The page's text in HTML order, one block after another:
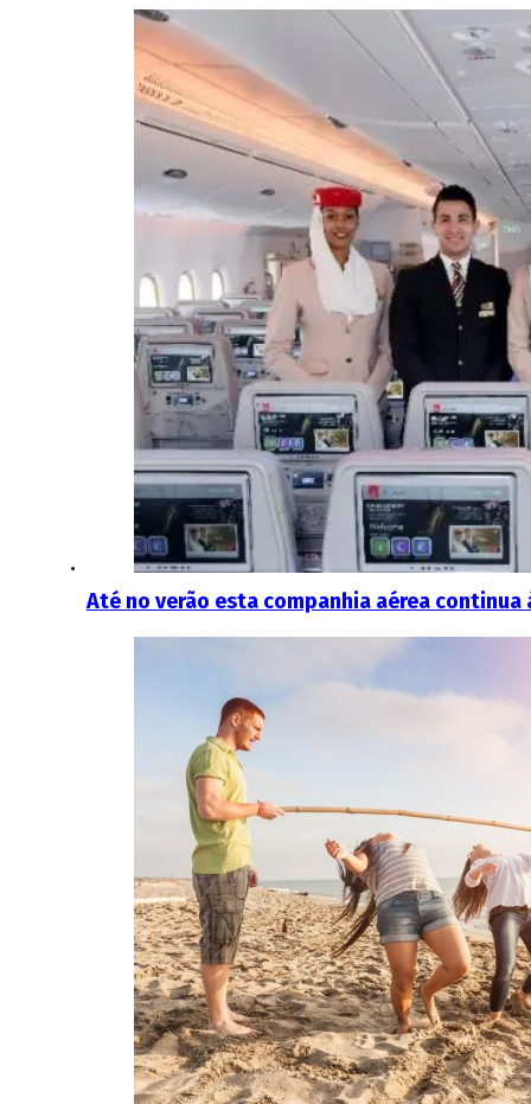
Até no verão esta companhia aérea